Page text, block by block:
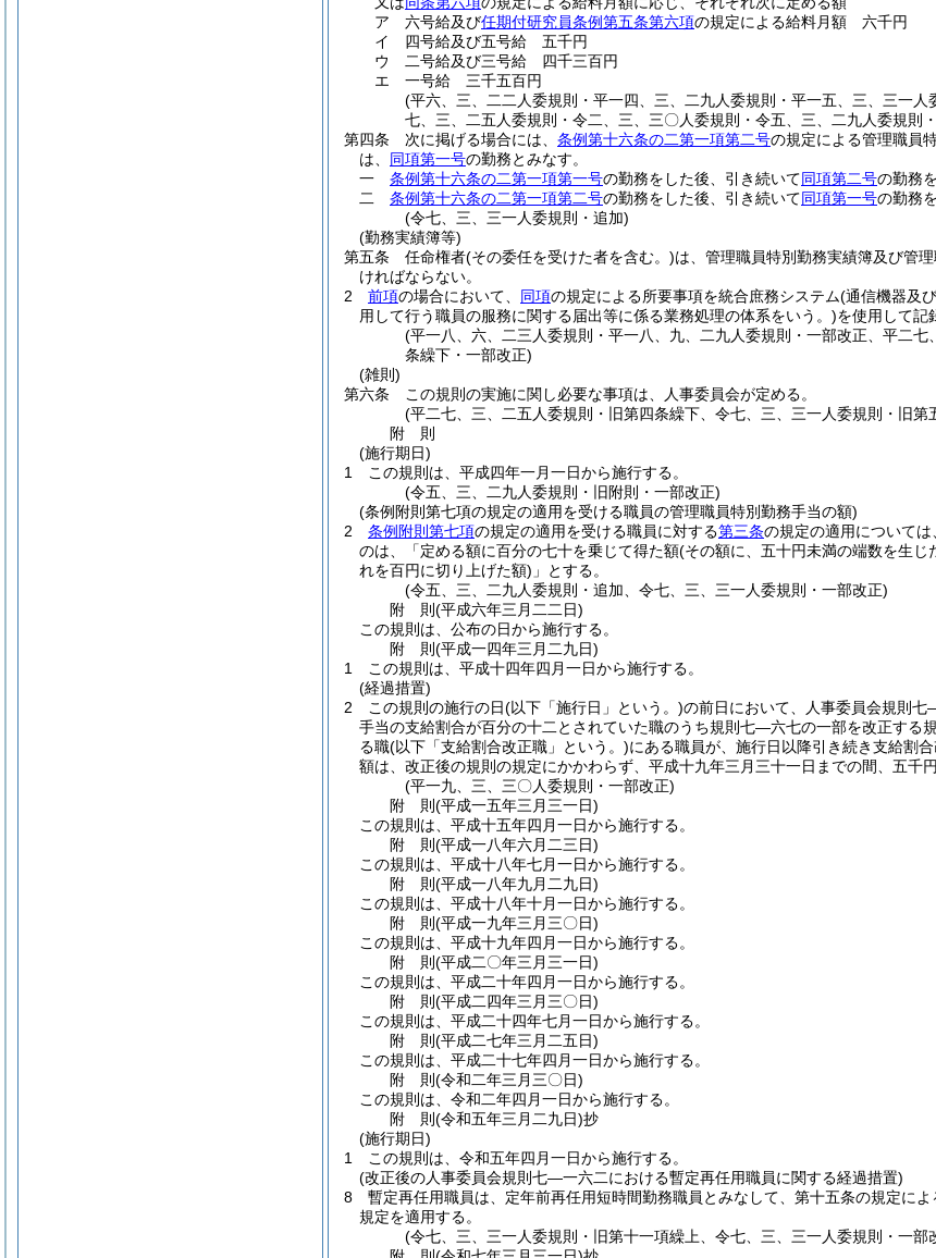
ア
六号給及び任期付研究員条例第五条第六項の規定による給料月額 六千円
イ
四号給及び五号給 五千円
ウ
二号給及び三号給 四千三百円
エ
一号給 三千五百円
(平六、三、二二人委規則・平一四、三、二九人委規則・平一五、三、三一
七、三、二五人委規則・令二、三、三〇人委規則・令五、三、二九人委規
第四条
次に掲げる場合には、 条例第十六条の二第一項第二号の規定による管理職員
は、 同項第一号の勤務とみなす。
一
条例第十六条の二第一項第一号の勤務をした後、引き続いて同項第二号の勤務
二
条例第十六条の二第一項第二号の勤務をした後、引き続いて同項第一号の勤務
(令七、三、三一人委規則・追加)
(勤務実績簿等)
第五条
任命権者(その委任を受けた者を含む。)は、管理職員特別勤務実績簿及び管
ければならない。
2
前項の場合において、 同項の規定による所要事項を統合庶務システム(通信機器及
用して行う職員の服務に関する届出等に係る業務処理の体系をいう。)を使用して記
(平一八、六、二三人委規則・平一八、九、二九人委規則・一部改正、平二
条繰下・一部改正)
(雑則)
第六条
この規則の実施に関し必要な事項は、人事委員会が定める。
(平二七、三、二五人委規則・旧第四条繰下、令七、三、三一人委規則・旧第
附 則
(施行期日)
1
この規則は、平成四年一月一日から施行する。
(令五、三、二九人委規則・旧附則・一部改正)
(条例附則第七項の規定の適用を受ける職員の管理職員特別勤務手当の額)
2
条例附則第七項の規定の適用を受ける職員に対する第三条の規定の適用については
のは、「定める額に百分の七十を乗じて得た額(その額に、五十円未満の端数を生じ
れを百円に切り上げた額) 」とする。
(令五、三、二九人委規則・追加、令七、三、三一人委規則・一部改正)
附 則(平成六年三月二二日)
この規則は、公布の日から施行する。
附 則(平成一四年三月二九日)
1
この規則は、平成十四年四月一日から施行する。
(経過措置)
2
この規則の施行の日(以下「施行日」という。)の前日において、人事委員会規則
手当の支給割合が百分の十二とされていた職のうち規則七―六七の一部を改正する
る職(以下「支給割合改正職」という。)にある職員が、施行日以降引き続き支給割
額は、改正後の規則の規定にかかわらず、平成十九年三月三十一日までの間、五千円
(平一九、三、三〇人委規則・一部改正)
附 則(平成一五年三月三一日)
この規則は、平成十五年四月一日から施行する。
附 則(平成一八年六月二三日)
この規則は、平成十八年七月一日から施行する。
附 則(平成一八年九月二九日)
この規則は、平成十八年十月一日から施行する。
附 則(平成一九年三月三〇日)
この規則は、平成十九年四月一日から施行する。
附 則(平成二〇年三月三一日)
この規則は、平成二十年四月一日から施行する。
附 則(平成二四年三月三〇日)
この規則は、平成二十四年七月一日から施行する。
附 則(平成二七年三月二五日)
この規則は、平成二十七年四月一日から施行する。
附 則(令和二年三月三〇日)
この規則は、令和二年四月一日から施行する。
附 則(令和五年三月二九日)抄
(施行期日)
1
この規則は、令和五年四月一日から施行する。
(改正後の人事委員会規則七―一六二における暫定再任用職員に関する経過措置)
8
暫定再任用職員は、定年前再任用短時間勤務職員とみなして、第十五条の規定に
規定を適用する。
(令七、三、三一人委規則・旧第十一項繰上、令七、三、三一人委規則・一部